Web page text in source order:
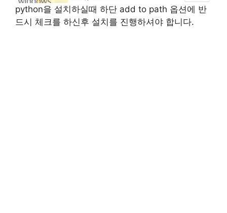
python을 설치하실때 하단 add to path 옵션에 반
드시 체크를 하신후 설치를 진행하셔야 합니다.